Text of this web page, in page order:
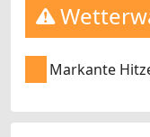
Markante